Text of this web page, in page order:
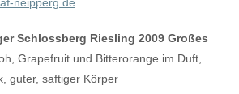
neipperg.de
Schlossberg Riesling 2009 Großes
Grapefruit und Bitterorange im Duft,
guter, saftiger Körper